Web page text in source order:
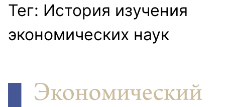
Тег: История изучения
экономических наук